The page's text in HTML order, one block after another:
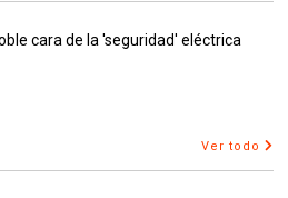
cara de la 'seguridad' eléctrica
Ver todo